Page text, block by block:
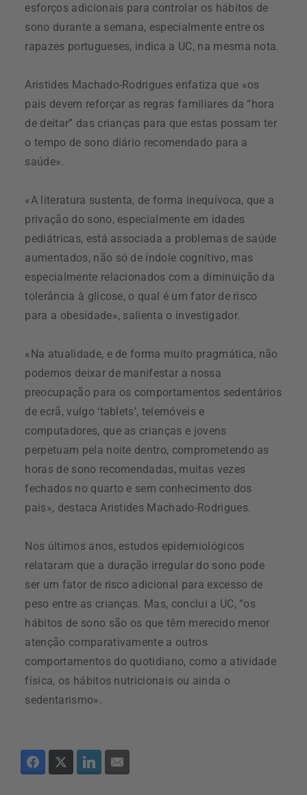
esforços adicionais para controlar os hábitos de
sono durante a semana, especialmente entre os
rapazes portugueses, indica a UC, na mesma nota.
Aristides Machado-Rodrigues enfatiza que «os
pais devem reforçar as regras familiares da “hora
de deitar” das crianças para que estas possam ter
o tempo de sono diário recomendado para a
saúde».
«A literatura sustenta, de forma inequívoca, que a
privação do sono, especialmente em idades
pediátricas, está associada a problemas de saúde
aumentados, não só de índole cognitivo, mas
especialmente relacionados com a diminuição da
tolerância à glicose, o qual é um fator de risco
para a obesidade», salienta o investigador.
«Na atualidade, e de forma muito pragmática, não
podemos deixar de manifestar a nossa
preocupação para os comportamentos sedentários
de ecrã, vulgo ‘tablets’, telemóveis e
computadores, que as crianças e jovens
perpetuam pela noite dentro, comprometendo as
horas de sono recomendadas, muitas vezes
fechados no quarto e sem conhecimento dos
pais», destaca Aristides Machado-Rodrigues.
Nos últimos anos, estudos epidemiológicos
relataram que a duração irregular do sono pode
ser um fator de risco adicional para excesso de
peso entre as crianças. Mas, conclui a UC, “os
hábitos de sono são os que têm merecido menor
atenção comparativamente a outros
comportamentos do quotidiano, como a atividade
física, os hábitos nutricionais ou ainda o
sedentarismo».